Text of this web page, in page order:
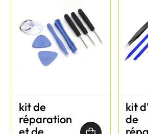
kit de
réparation
kit
de